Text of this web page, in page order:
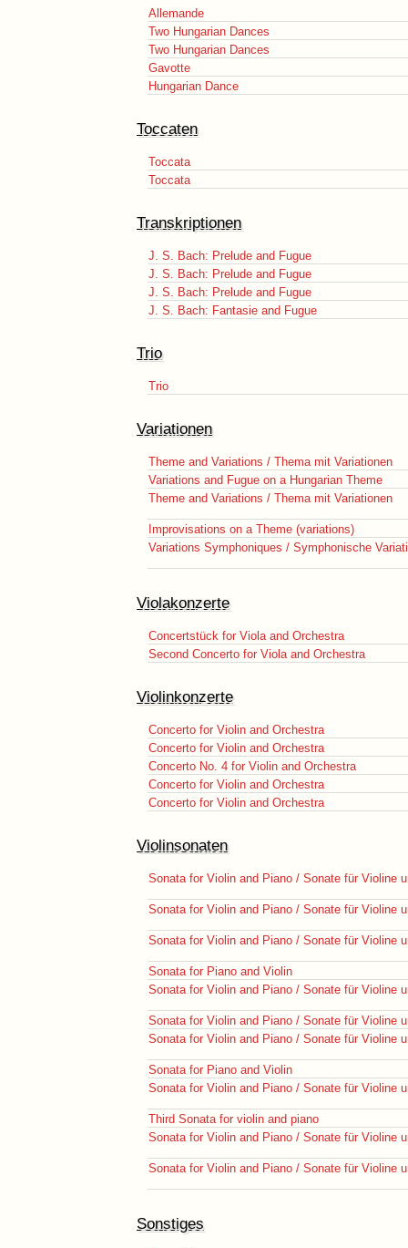
Allemande
Two Hungarian Dances
Two Hungarian Dances
Gavotte
Hungarian Dance
Toccaten
Toccata
Toccata
Transkriptionen
J. S. Bach: Prelude and Fugue
J. S. Bach: Prelude and Fugue
J. S. Bach: Prelude and Fugue
J. S. Bach: Fantasie and Fugue
Trio
Trio
Variationen
Theme and Variations / Thema mit Variationen
Variations and Fugue on a Hungarian Theme
Theme and Variations / Thema mit Variationen
Improvisations on a Theme (variations)
Variations Symphoniques / Symphonische
Violakonzerte
Concertstück for Viola and Orchestra
Second Concerto for Viola and Orchestra
Violinkonzerte
Concerto for Violin and Orchestra
Concerto for Violin and Orchestra
Concerto No. 4 for Violin and Orchestra
Concerto for Violin and Orchestra
Concerto for Violin and Orchestra
Violinsonaten
Sonata for Violin and Piano / Sonate für Violine
Sonata for Violin and Piano / Sonate für Violine
Sonata for Violin and Piano / Sonate für Violine
Sonata for Piano and Violin
Sonata for Violin and Piano / Sonate für Violine
Sonata for Violin and Piano / Sonate für Violine
Sonata for Violin and Piano / Sonate für Violine
Sonata for Piano and Violin
Sonata for Violin and Piano / Sonate für Violine
Third Sonata for violin and piano
Sonata for Violin and Piano / Sonate für Violine
Sonata for Violin and Piano / Sonate für Violine
Sonstiges